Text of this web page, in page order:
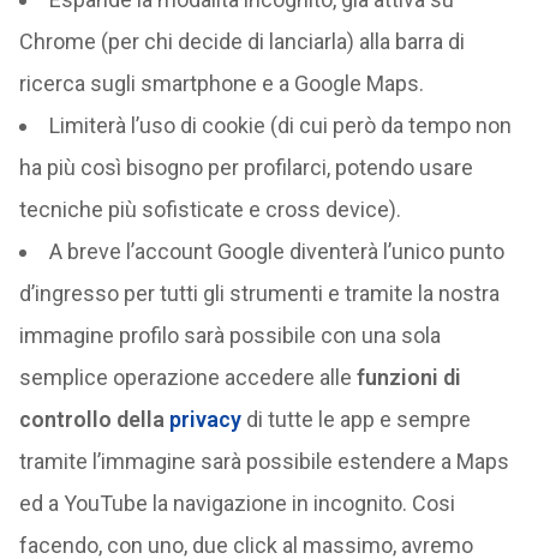
Chrome (per chi decide di lanciarla) alla barra di
ricerca sugli smartphone e a Google Maps.
Limiterà l’uso di cookie (di cui però da tempo non
ha più così bisogno per profilarci, potendo usare
tecniche più sofisticate e cross device).
A breve l’account Google diventerà l’unico punto
d’ingresso per tutti gli strumenti e tramite la nostra
immagine profilo sarà possibile con una sola
semplice operazione accedere alle funzioni di
controllo della privacydi tutte le app e sempre
tramite l’immagine sarà possibile estendere a Maps
ed a YouTube la navigazione in incognito. Cosi
facendo, con uno, due click al massimo, avremo